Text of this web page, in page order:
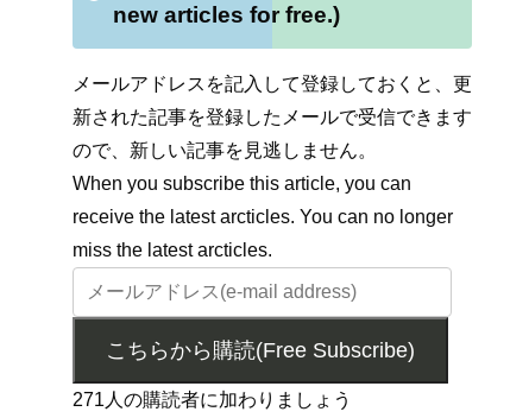
new articles for free.)
メールアドレスを記入して登録しておくと、更
新された記事を登録したメールで受信できます
ので、新しい記事を見逃しません。
When you subscribe this article, you can
receive the latest arcticles. You can no longer
miss the latest arcticles.
こちらから購読(Free Subscribe)
271人の購読者に加わりましょう